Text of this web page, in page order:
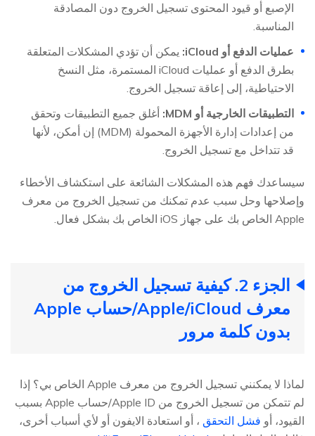
الإصبع أو قيود المحتوى تسجيل الخروج دون المصادقة
المناسبة.
عمليات الدفع أو iCloud:
يمكن أن تؤدي المشكلات المتعلقة
بطرق الدفع أو عمليات iCloud المستمرة، مثل النسخ
الاحتياطية، إلى إعاقة تسجيل الخروج.
التطبيقات الخارجية أو MDM:
أغلق جميع التطبيقات وتحقق
من إعدادات إدارة الأجهزة المحمولة (MDM) إن أمكن، لأنها
قد تتداخل مع تسجيل الخروج.
سيساعدك فهم هذه المشكلات الشائعة على استكشاف الأخطاء
وإصلاحها وحل سبب عدم تمكنك من تسجيل الخروج من معرف
Apple الخاص بك على جهاز iOS الخاص بك بشكل فعال.
الجزء 2. كيفية تسجيل الخروج من
معرف Apple/iCloud/حساب Apple
بدون كلمة مرور
لماذا لا يمكنني تسجيل الخروج من معرف Apple الخاص بي؟ إذا
لم تتمكن من تسجيل الخروج من Apple ID/حساب Apple بسبب
القيود، أو فشل التحقق ، أو استعادة الايفون أو لأي أسباب أخرى،